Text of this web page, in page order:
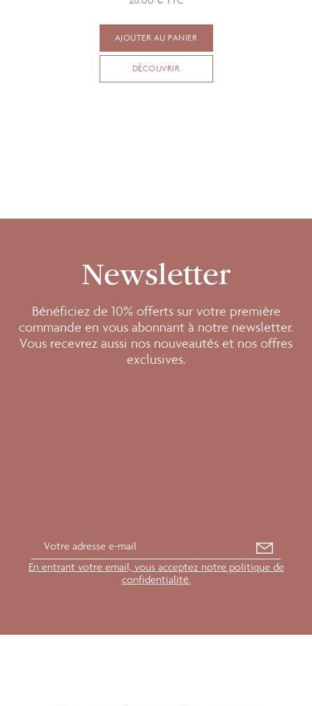
AJOUTER AU PANIER
DÉCOUVRIR
Newsletter
Bénéficiez de 10% offerts sur votre première
commande en vous abonnant à notre newsletter.
Vous recevrez aussi nos nouveautés et nos offres
exclusives.
En entrant votre email, vous acceptez notre politique de
confidentialité.